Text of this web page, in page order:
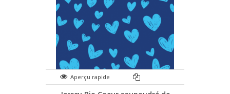
Aperçu rapide